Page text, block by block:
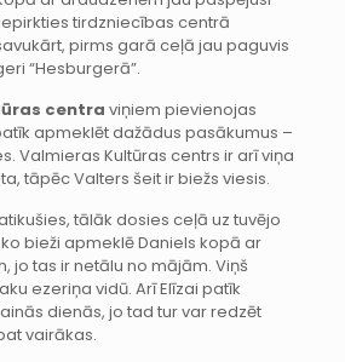
tirdzniecības centrā
pirms garā ceļā jau paguvis
“Hesburgerā”.
centra viņiem pievienojas
apmeklēt dažādus pasākumus –
Valmieras Kultūras centrs ir arī viņa
tāpēc Valters šeit ir biežs viesis.
tālāk dosies ceļā uz tuvējo
bieži apmeklē Daniels kopā ar
jo tas ir netālu no mājām. Viņš
ezeriņa vidū. Arī Elīzai patīk
dienās, jo tad tur var redzēt
vairākas.